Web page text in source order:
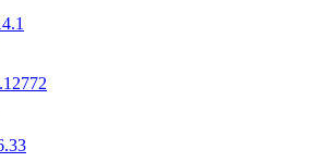
kunt blijven